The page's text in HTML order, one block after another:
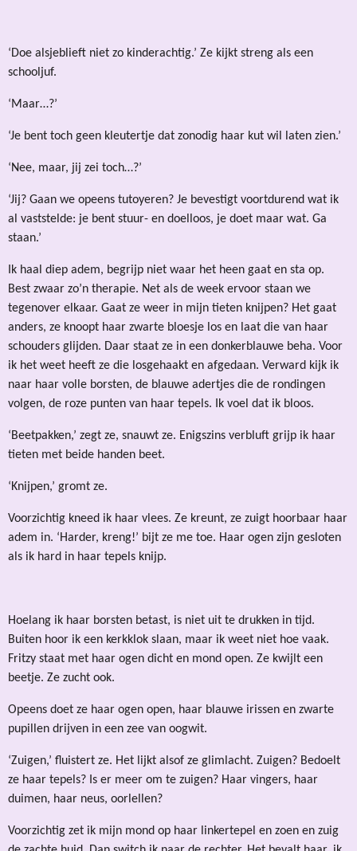
‘Doe alsjeblieft niet zo kinderachtig.’ Ze kijkt streng als een
schooljuf.
‘Maar…?’
‘Je bent toch geen kleutertje dat zonodig haar kut wil laten zien.’
‘Nee, maar, jij zei toch…?’
‘Jij? Gaan we opeens tutoyeren? Je bevestigt voortdurend wat ik
al vaststelde: je bent stuur- en doelloos, je doet maar wat. Ga
staan.’
Ik haal diep adem, begrijp niet waar het heen gaat en sta op.
Best zwaar zo’n therapie. Net als de week ervoor staan we
tegenover elkaar. Gaat ze weer in mijn tieten knijpen? Het gaat
anders, ze knoopt haar zwarte bloesje los en laat die van haar
schouders glijden. Daar staat ze in een donkerblauwe beha. Voor
ik het weet heeft ze die losgehaakt en afgedaan. Verward kijk ik
naar haar volle borsten, de blauwe adertjes die de rondingen
volgen, de roze punten van haar tepels. Ik voel dat ik bloos.
‘Beetpakken,’ zegt ze, snauwt ze. Enigszins verbluft grijp ik haar
tieten met beide handen beet.
‘Knijpen,’ gromt ze.
Voorzichtig kneed ik haar vlees. Ze kreunt, ze zuigt hoorbaar haar
adem in. ‘Harder, kreng!’ bijt ze me toe. Haar ogen zijn gesloten
als ik hard in haar tepels knijp.
Hoelang ik haar borsten betast, is niet uit te drukken in tijd.
Buiten hoor ik een kerkklok slaan, maar ik weet niet hoe vaak.
Fritzy staat met haar ogen dicht en mond open. Ze kwijlt een
beetje. Ze zucht ook.
Opeens doet ze haar ogen open, haar blauwe irissen en zwarte
pupillen drijven in een zee van oogwit.
‘Zuigen,’ fluistert ze. Het lijkt alsof ze glimlacht. Zuigen? Bedoelt
ze haar tepels? Is er meer om te zuigen? Haar vingers, haar
duimen, haar neus, oorlellen?
Voorzichtig zet ik mijn mond op haar linkertepel en zoen en zuig